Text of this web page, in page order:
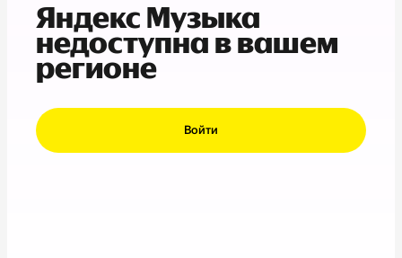
Яндекс Музыка
недоступна в вашем
регионе
Войти